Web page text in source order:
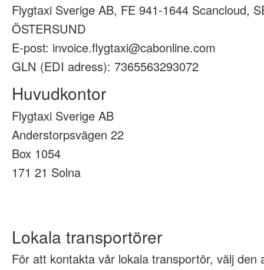
Flygtaxi Sverige AB, FE 941-1644 Scancloud,
ÖSTERSUND
E-post: invoice.flygtaxi@cabonline.com
GLN (EDI adress): 7365563293072
Huvudkontor
Flygtaxi Sverige AB
Anderstorpsvägen 22
Box 1054
171 21 Solna
Lokala transportörer
För att kontakta vår lokala transportör, välj den